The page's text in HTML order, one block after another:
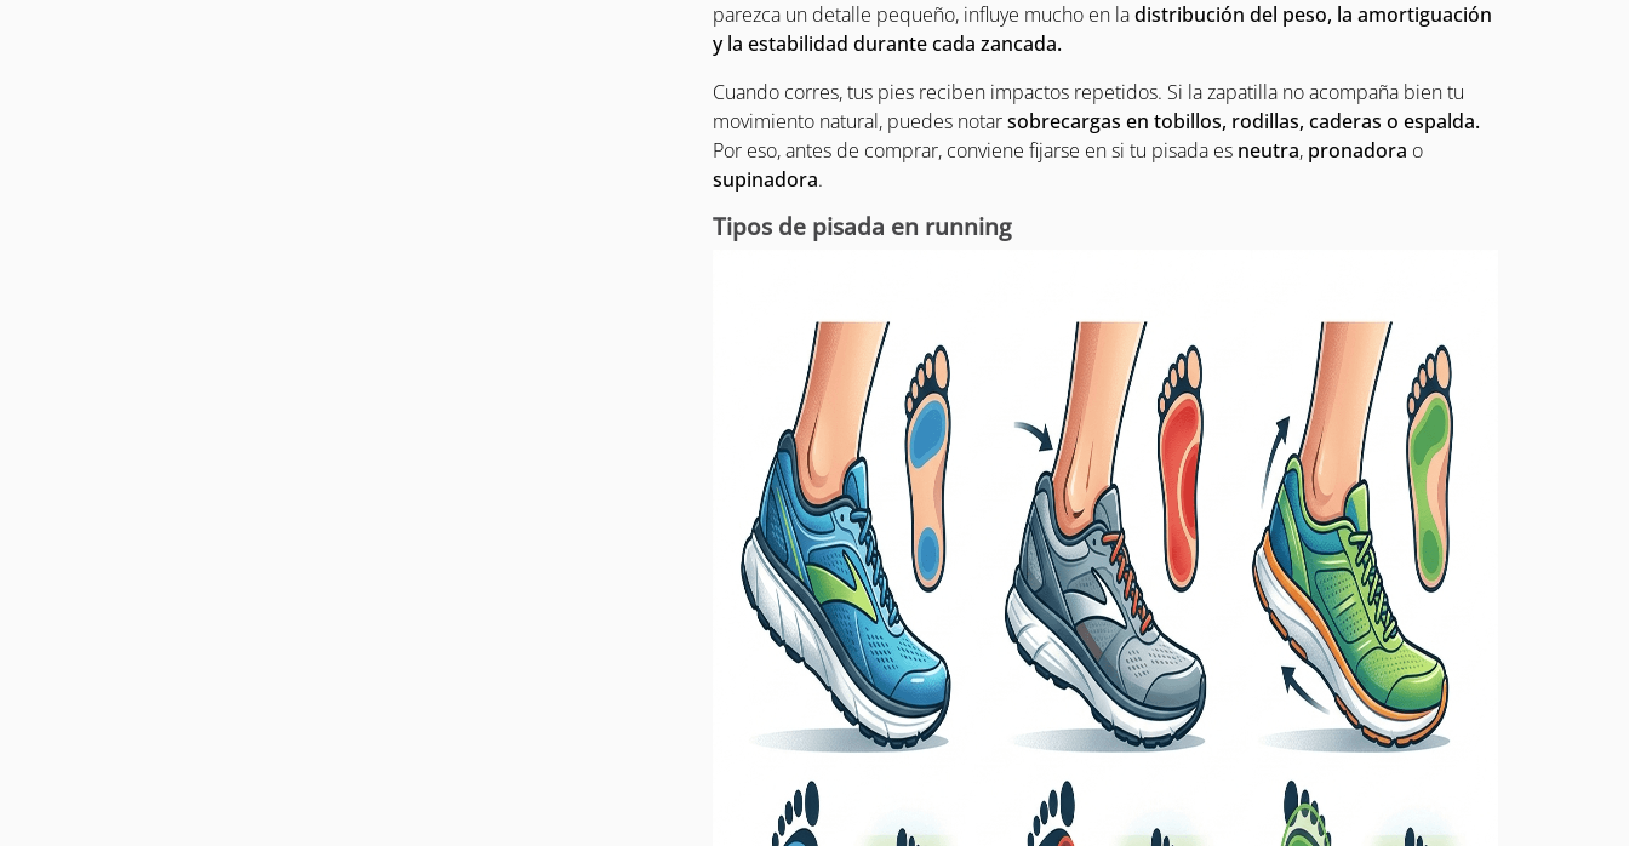
parezca un detalle pequeño, influye mucho en ladistribución del peso, la amortiguación
y la estabilidad durante cada zancada.
Cuando corres, tus pies reciben impactos repetidos. Si la zapatilla no acompaña bien tu
movimiento natural, puedes notarsobrecargas en tobillos, rodillas, caderas o espalda.
Por eso, antes de comprar, conviene fijarse en si tu pisada es neutra, pronadora o
supinadora.
Tipos de pisada en running